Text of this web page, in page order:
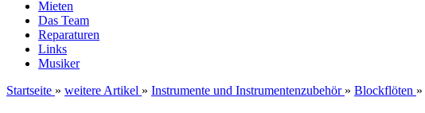
Mieten
Das Team
Reparaturen
Links
Musiker
Startseite » weitere Artikel » Instrumente und Instrumentenzubehör » Blockflöten »